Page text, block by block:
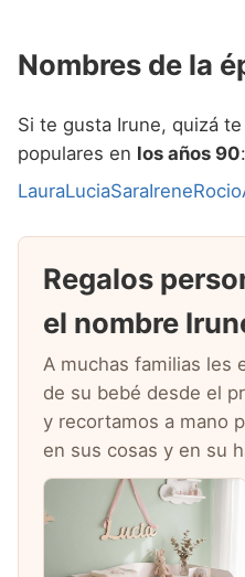
Nombres de la
Si te gusta Irune, quizá
populares en los años 90:
LauraLuciaSaraIreneRocio
Regalos
el nombre
A muchas familias les
de su bebé desde el
y recortamos a mano
en sus cosas y en su